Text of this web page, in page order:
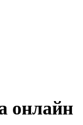
онлайн